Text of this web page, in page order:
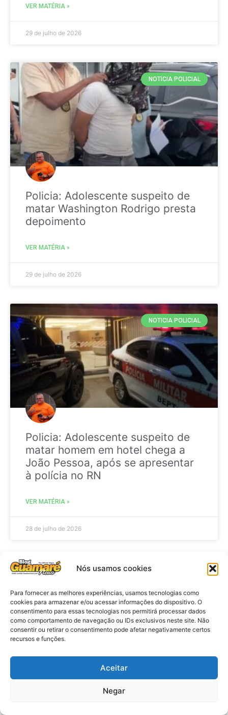
Nós usamos cookies
Para fornecer as melhores experiências, usamos tecnologias como
cookies para armazenar e/ou acessar informações do dispositivo. O
consentimento para essas tecnologias nos permitirá processar dados
como comportamento de navegação ou IDs exclusivos neste site. Não
consentir ou retirar o consentimento pode afetar negativamente certos
recursos e funções.
Aceitar
Negar
VER MATÉRIA »
29 de julho de 2026
NOTICIA POLICIAL
Policia: Adolescente suspeito de
matar Washington Rodrigo presta
depoimento
VER MATÉRIA »
29 de julho de 2026
NOTICIA POLICIAL
Policia: Adolescente suspeito de
matar homem em hotel chega a
João Pessoa, após se apresentar
à polícia no RN
VER MATÉRIA »
28 de julho de 2026
Eleições 2026: procuradores e